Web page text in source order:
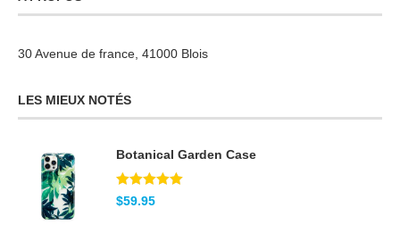
30 Avenue de france, 41000 Blois
LES MIEUX NOTÉS
Botanical Garden Case
Note5.00
sur 5
$59.95